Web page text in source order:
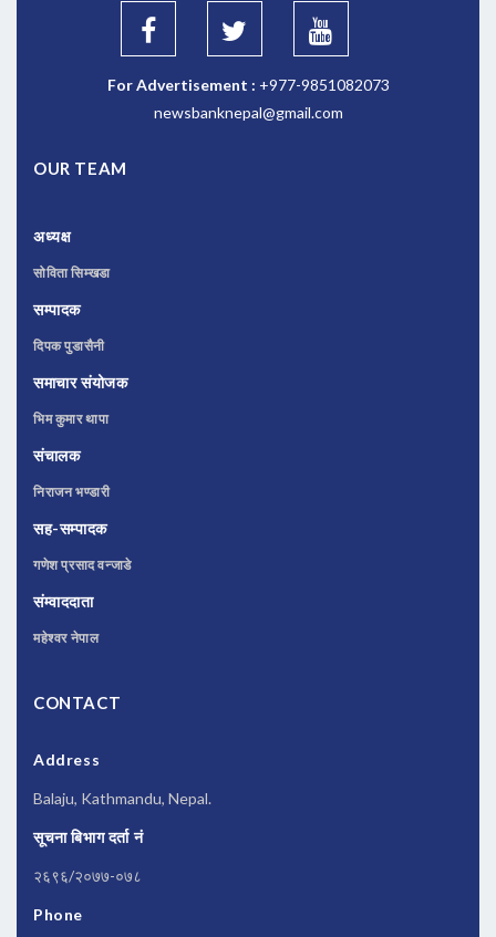
For Advertisement : +977-9851082073
newsbanknepal@gmail.com
OUR TEAM
अध्यक्ष
सोविता सिम्खडा
सम्पादक
दिपक पुडासैनी
समाचार संयोजक
भिम कुमार थापा
संचालक
निराजन भण्डारी
सह-सम्पादक
गणेश प्रसाद वन्जाडे
संम्वाददाता
महेश्वर नेपाल
CONTACT
Address
Balaju, Kathmandu, Nepal.
सूचना बिभाग दर्ता नं
२६९६/२०७७-०७८
Phone